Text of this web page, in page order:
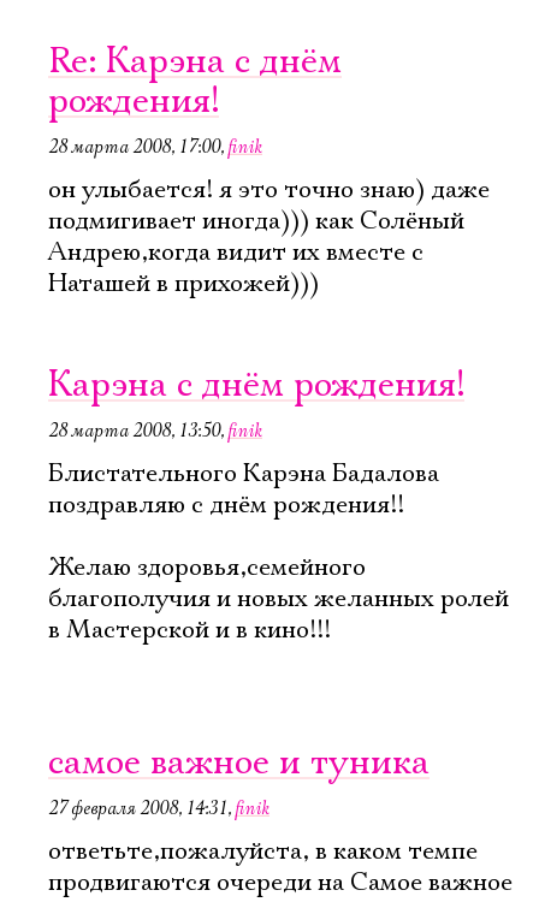
Re: Карэна с днём
рождения!
28 марта 2008, 17:00,finik
он улыбается! я это точно знаю) даже
подмигивает иногда))) как Солёный
Андрею,когда видит их вместе с
Наташей в прихожей)))
Карэна с днём рождения!
28 марта 2008, 13:50,finik
Блистательного Карэна Бадалова
поздравляю с днём рождения!!
Желаю здоровья,семейного
благополучия и новых желанных ролей
в Мастерской и в кино!!!
самое важное и туника
27 февраля 2008, 14:31,finik
ответьте,пожалуйста, в каком темпе
продвигаются очереди на Самое важное